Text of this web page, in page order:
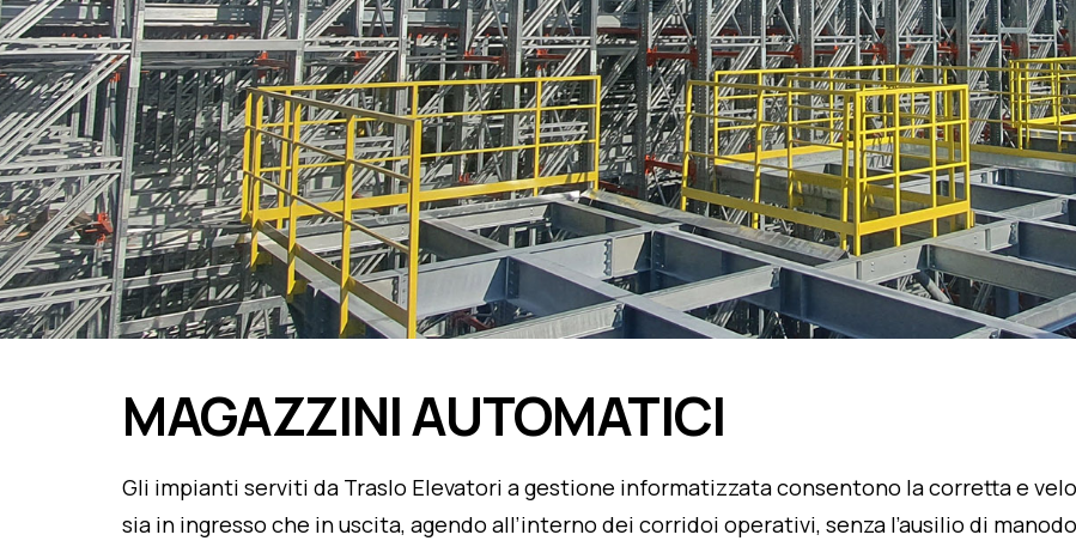
MAGAZZINI AUTOMATICI
Gli impianti serviti da Traslo Elevatori a gestione informatizzata consentono la corretta e
sia in ingresso che in uscita, agendo all’interno dei corridoi operativi, senza l’ausilio di